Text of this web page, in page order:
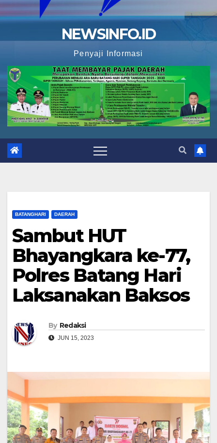
NEWSINFO.ID
Penyaji Informasi
BATANGHARI DAERAH
Sambut HUT
Bhayangkara ke-77,
Polres Batang Hari
Laksanakan Baksos
By Redaksi
JUN 15, 2023